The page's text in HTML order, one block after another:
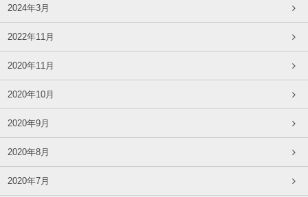
2024年3月
2022年11月
2020年11月
2020年10月
2020年9月
2020年8月
2020年7月